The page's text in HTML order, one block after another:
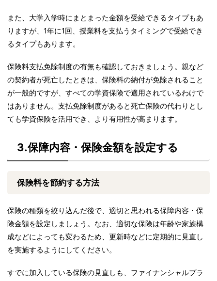
また、大学入学時にまとまった金額を受給できるタイプもあ
りますが、1年に1回、授業料を支払うタイミングで受給でき
るタイプもあります。
保険料支払免除制度の有無も確認しておきましょう。親など
の契約者が死亡したときは、保険料の納付が免除されること
が一般的ですが、すべての学資保険で適用されているわけで
はありません。支払免除制度があると死亡保険の代わりとし
ても学資保険を活用でき、より有用性が高まります。
3.保障内容・保険金額を設定する
保険料を節約する方法
保険の種類を絞り込んだ後で、適切と思われる保障内容・保
険金額を設定しましょう。なお、適切な保険は年齢や家族構
成などによっても変わるため、更新時などに定期的に見直し
を実施するようにしてください。
すでに加入している保険の見直しも、ファイナンシャルプラ